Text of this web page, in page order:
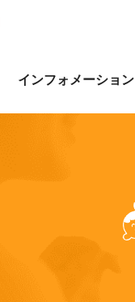
インフォメーション